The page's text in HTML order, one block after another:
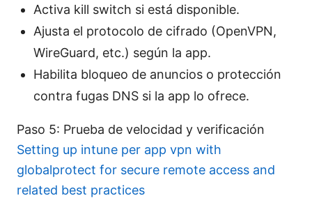
Activa kill switch si está disponible.
Ajusta el protocolo de cifrado (OpenVPN,
WireGuard, etc.) según la app.
Habilita bloqueo de anuncios o protección
contra fugas DNS si la app lo ofrece.
Paso 5: Prueba de velocidad y verificación
Setting up intune per app vpn with
globalprotect for secure remote access and
related best practices